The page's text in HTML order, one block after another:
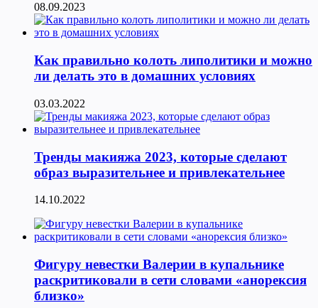
08.09.2023
Как правильно колоть липолитики и можно
ли делать это в домашних условиях
03.03.2022
Тренды макияжа 2023, которые сделают
образ выразительнее и привлекательнее
14.10.2022
Фигуру невестки Валерии в купальнике
раскритиковали в сети словами «анорексия
близко»